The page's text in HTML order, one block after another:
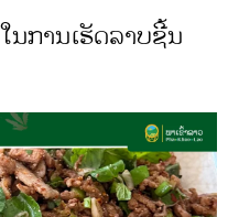
ການເຮັດລາບຊີ້ນ